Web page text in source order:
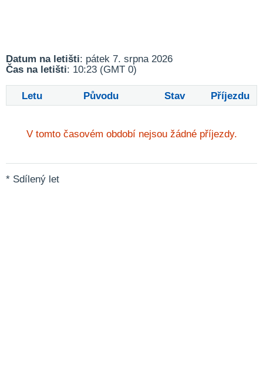
Datum na letišti: pátek 7. srpna 2026
Čas na letišti: 10:23 (GMT 0)
Letu Původu Stav Příjezdu
V tomto časovém období nejsou žádné příjezdy.
* Sdílený let